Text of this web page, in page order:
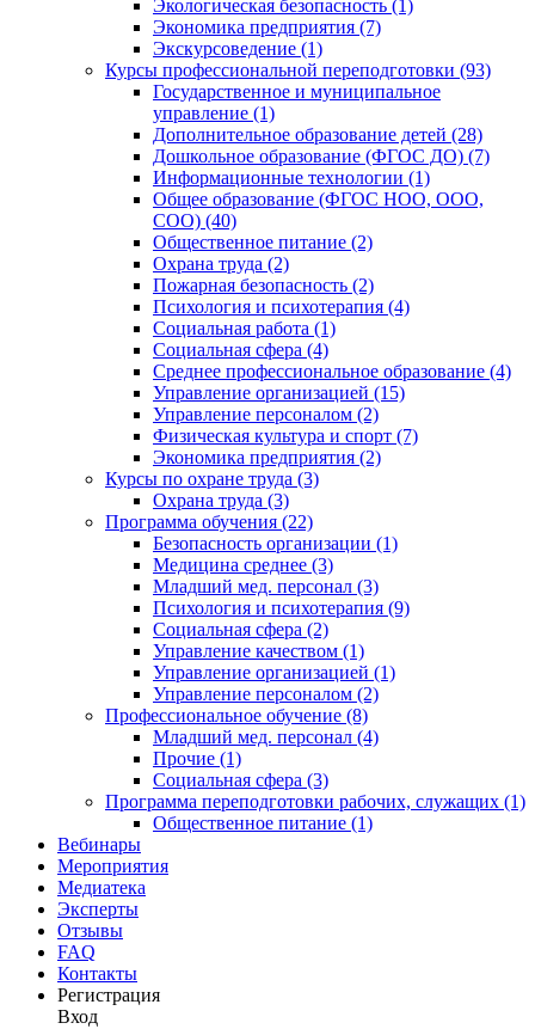
Экологическая безопасность (1)
Экономика предприятия (7)
Экскурсоведение (1)
Курсы профессиональной переподготовки (93)
Государственное и муниципальное
управление (1)
Дополнительное образование детей (28)
Дошкольное образование (ФГОС ДО) (7)
Информационные технологии (1)
Общее образование (ФГОС НОО, ООО,
СОО) (40)
Общественное питание (2)
Охрана труда (2)
Пожарная безопасность (2)
Психология и психотерапия (4)
Социальная работа (1)
Социальная сфера (4)
Среднее профессиональное образование (4)
Управление организацией (15)
Управление персоналом (2)
Физическая культура и спорт (7)
Экономика предприятия (2)
Курсы по охране труда (3)
Охрана труда (3)
Программа обучения (22)
Безопасность организации (1)
Медицина среднее (3)
Младший мед. персонал (3)
Психология и психотерапия (9)
Социальная сфера (2)
Управление качеством (1)
Управление организацией (1)
Управление персоналом (2)
Профессиональное обучение (8)
Младший мед. персонал (4)
Прочие (1)
Социальная сфера (3)
Программа переподготовки рабочих, служащих (1)
Общественное питание (1)
Вебинары
Мероприятия
Медиатека
Эксперты
Отзывы
FAQ
Контакты
Регистрация
Вход